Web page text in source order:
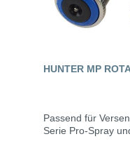
HUNTER MP
Passend für
Serie Pro-Spray